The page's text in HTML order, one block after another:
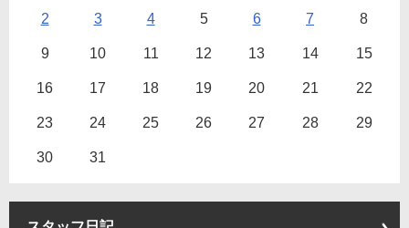
2 3 4 5 6 7 8
9 10 11 12 13 14 15
16 17 18 19 20 21 22
23 24 25 26 27 28 29
30 31